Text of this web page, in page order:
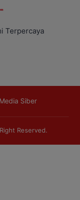
Terpercaya
Siber
Reserved.